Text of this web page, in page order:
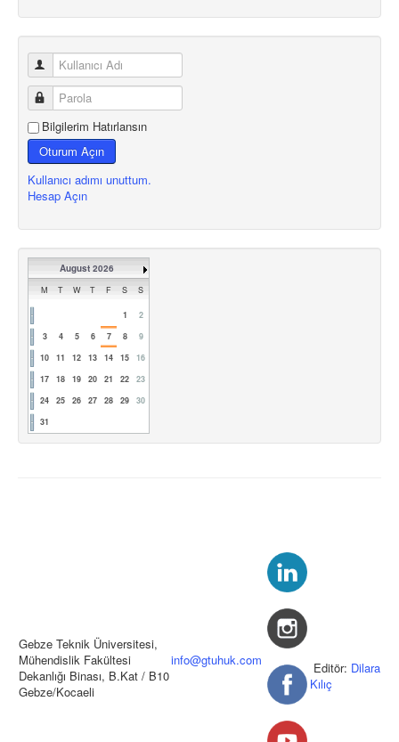
Bilgilerim Hatırlansın
Oturum Açın
Kullanıcı adımı unuttum.
Hesap Açın
August 2026
M T W T F S S
1
2
3
4 5 6 7 8
9
10
11 12 13 14 15
16
17
18 19 20 21 22
23
24
25 26 27 28 29
30
31
Gebze Teknik Üniversitesi,
Mühendislik Fakültesi
Dekanlığı Binası, B.Kat / B10
Gebze/Kocaeli
info@gtuhuk.com Editör: Dilara
Kılıç